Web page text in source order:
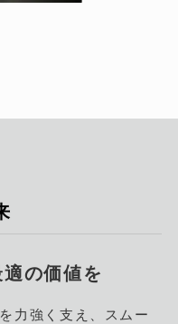
の価値を
力強く支え、スムー